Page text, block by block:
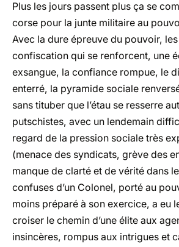
Plus les jours passent plus ça se
corse pour la junte militaire au
Avec la dure épreuve du pouvoir,
confiscation qui se renforcent, une
exsangue, la confiance rompue, le
enterré, la pyramide sociale
sans tituber que l’étau se resserre
putschistes, avec un lendemain
regard de la pression sociale très
(menace des syndicats, grève des
manque de clarté et de vérité dans
confuses d’un Colonel, porté au
moins préparé à son exercice, a eu
croiser le chemin d’une élite aux
insincères, rompus aux intrigues et